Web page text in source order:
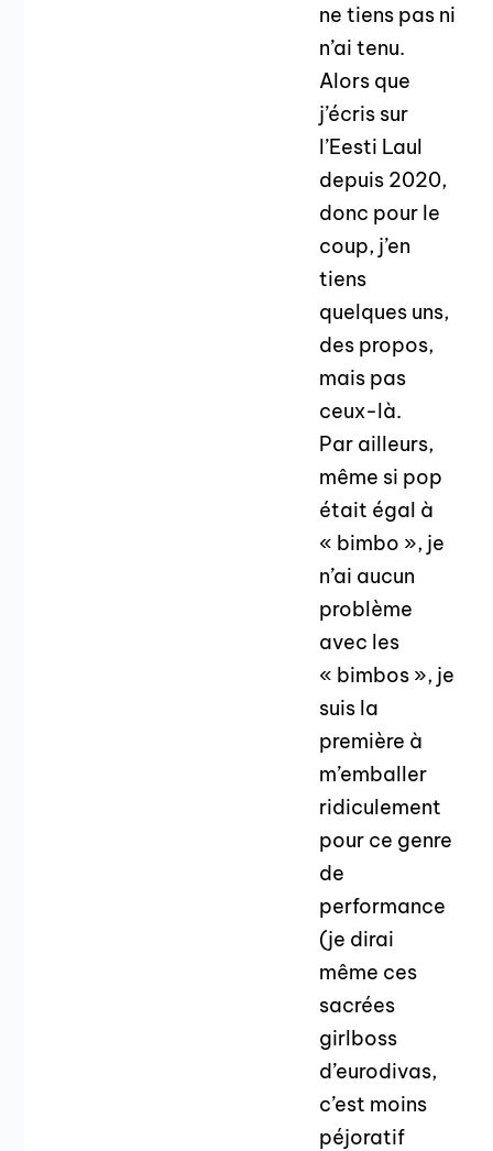
ne tiens pas ni
n’ai tenu.
Alors que
j’écris sur
l’Eesti Laul
depuis 2020,
donc pour le
coup, j’en
tiens
quelques uns,
des propos,
mais pas
ceux-là.
Par ailleurs,
même si pop
était égal à
« bimbo », je
n’ai aucun
problème
avec les
« bimbos », je
suis la
première à
m’emballer
ridiculement
pour ce genre
de
performance
(je dirai
même ces
sacrées
girlboss
d’eurodivas,
c’est moins
péjoratif